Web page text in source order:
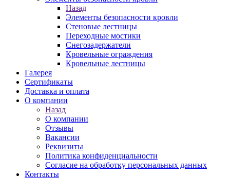
Назад
Элементы безопасности кровли
Стеновые лестницы
Переходные мостики
Снегозадержатели
Кровельные ограждения
Кровельные лестницы
Галерея
Сертификаты
Доставка и оплата
О компании
Назад
О компании
Отзывы
Вакансии
Реквизиты
Политика конфиденциальности
Согласие на обработку персональных данных
Контакты